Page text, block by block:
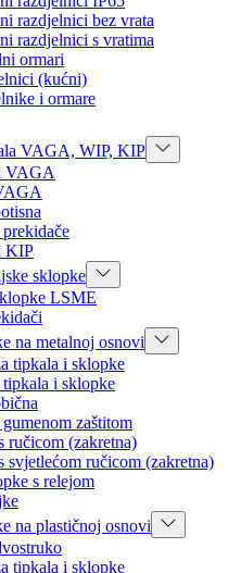
razdjelnici bez vrata
razdjelnici s vratima
ormari
(kućni)
i ormare
VAGA, WIP, KIP
VAGA
KIP
sklopke
LSME
na metalnoj osnovi
tipkala i sklopke
i sklopke
zaštitom
ručicom (zakretna)
svjetlećom ručicom (zakretna)
s relejom
na plastičnoj osnovi
tipkala i sklopke